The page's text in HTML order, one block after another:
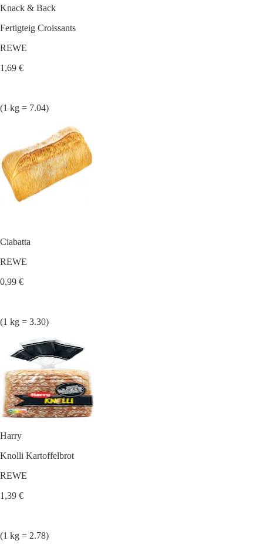
Knack & Back
Fertigteig Croissants
REWE
1,69 €
(1 kg = 7.04)
Ciabatta
REWE
0,99 €
(1 kg = 3.30)
Harry
Knolli Kartoffelbrot
REWE
1,39 €
(1 kg = 2.78)